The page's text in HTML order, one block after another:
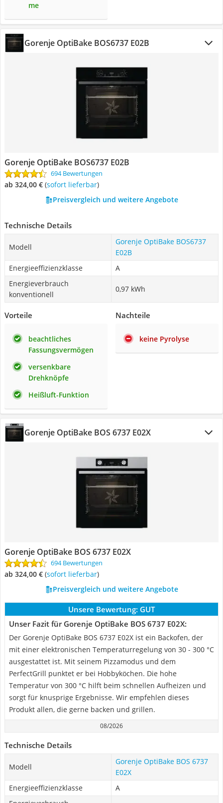
me
Gorenje OptiBake BOS6737 E02B
Gorenje OptiBake BOS6737 E02B
694 Bewertungen
ab 324,00 € ( Sofort lieferbar)
Preisvergleich und weitere Angebote
Technische Details
Modell
Gorenje OptiBake BOS6737
E02B
Energieeffizienzklasse
A
Energieverbrauch
konventionell
0,97 kWh
Vorteile
beachtliches
Fassungsvermögen
versenkbare
Drehknöpfe
Heißluft-Funktion
Nachteile
keine Pyrolyse
Gorenje OptiBake BOS 6737 E02X
Gorenje OptiBake BOS 6737 E02X
694 Bewertungen
ab 324,00 € ( Sofort lieferbar)
Preisvergleich und weitere Angebote
Unsere Bewertung: GUT
Unser Fazit für Gorenje OptiBake BOS 6737 E02X:
Der Gorenje OptiBake BOS 6737 E02X ist ein Backofen, der
mit einer elektronischen Temperaturregelung von 30 - 300 °C
ausgestattet ist. Mit seinem Pizzamodus und dem
PerfectGrill punktet er bei Hobbyköchen. Die hohe
Temperatur von 300 °C hilft beim schnellen Aufheizen und
sorgt für knusprige Ergebnisse. Wir empfehlen dieses
Produkt allen, die gerne backen und grillen.
08/2026
Technische Details
Modell
Gorenje OptiBake BOS 6737
E02X
Energieeffizienzklasse
A